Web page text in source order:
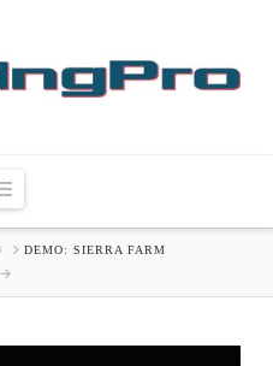
Navigation
DEMO: SIERRA FARM